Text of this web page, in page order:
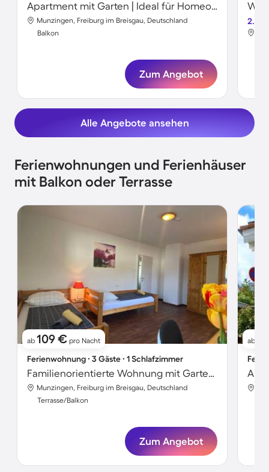
Apartment mit Garten | Ideal für Homeoffice
Munzingen, Freiburg im Breisgau, Deutschland
Balkon
Zum Angebot
2.5
Alle Angebote ansehen
Ferienwohnungen und Ferienhäuser
mit Balkon oder Terrasse
ab 109 € pro Nacht
Ferienwohnung ∙ 3 Gäste ∙ 1 Schlafzimmer
Familienorientierte Wohnung mit Garten und Terrasse | Ideal für Homeoffice
Munzingen, Freiburg im Breisgau, Deutschland
Terrasse/Balkon
Zum Angebot
ab